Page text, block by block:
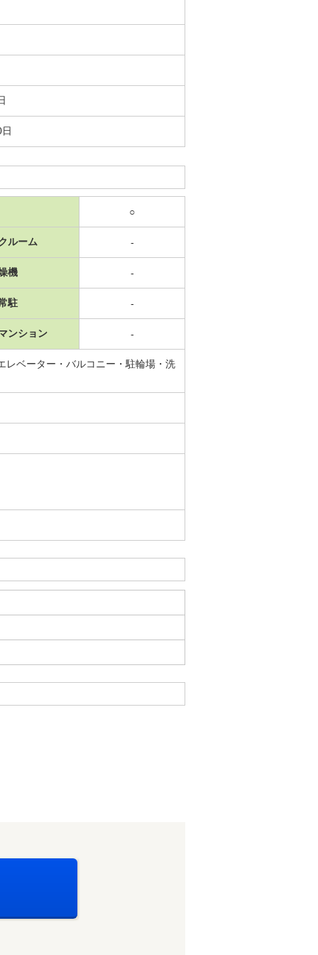
○
ルーム -
機 -
駐 -
ンション -
レベーター・バルコニー・駐輪場・洗